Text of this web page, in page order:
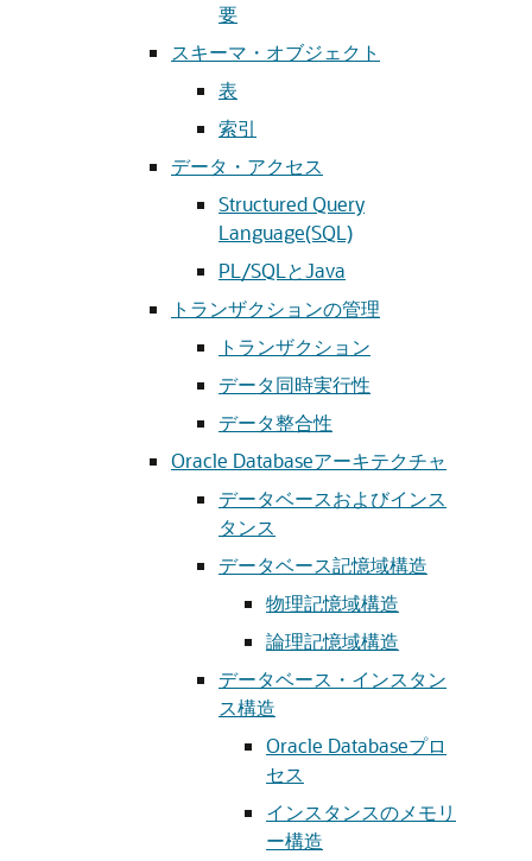
要
スキーマ・オブジェクト
表
索引
データ・アクセス
Structured Query
Language(SQL)
PL/SQLとJava
トランザクションの管理
トランザクション
データ同時実行性
データ整合性
Oracle Databaseアーキテクチャ
データベースおよびインス
タンス
データベース記憶域構造
物理記憶域構造
論理記憶域構造
データベース・インスタン
ス構造
Oracle Databaseプロ
セス
インスタンスのメモリ
ー構造